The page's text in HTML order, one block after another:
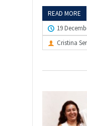
READ MORE
19
Cristina